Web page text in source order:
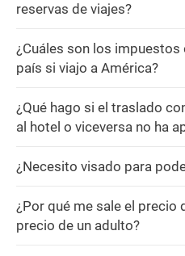
reservas de viajes?
¿Cuáles son los impuestos
país si viajo a América?
¿Qué hago si el traslado
al hotel o viceversa no ha
¿Necesito visado para
¿Por qué me sale el precio
precio de un adulto?